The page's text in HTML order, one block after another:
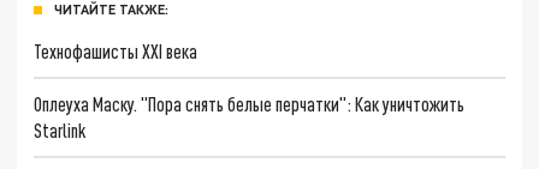
ЧИТАЙТЕ ТАКЖЕ:
Технофашисты XXI века
Оплеуха Маску. "Пора снять белые перчатки": Как уничтожить
Starlink